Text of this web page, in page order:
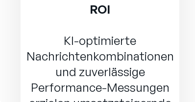
ROI
KI-optimierte
Nachrichtenkombinationen
und zuverlässige
Performance-Messungen